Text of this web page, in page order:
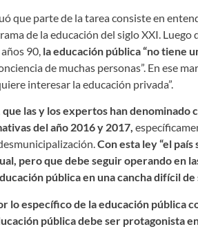
que parte de la tarea consiste en
de la educación del siglo XXI.
90, la educación pública “no tiene
de muchas personas”. En ese
interesar la educación privada”.
que las y los expertos han
del año 2016 y 2017,
Con esta ley “el
pero que debe seguir operando en
pública en una cancha difícil
lo específico de la educación pública
pública debe ser protagonista